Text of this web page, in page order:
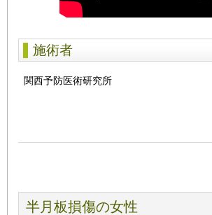
施術者
関西予防医術研究所
半月板損傷の女性